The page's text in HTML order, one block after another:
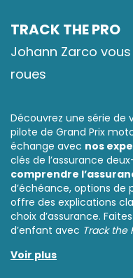
TRACK THE PRO
Johann Zarco
roues
Découvrez une série de
pilote de Grand Prix
échange avec nos
clés de l’assurance
comprendre
d’échéance, options de
offre des explications
choix d’assurance.
d’enfant avec Track the
Voir plus